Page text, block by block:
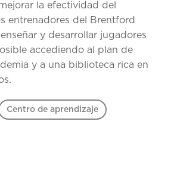
la efectividad del
entrenadores del Brentford
y desarrollar jugadores
accediendo al plan de
y a una biblioteca rica en
Centro de aprendizaje